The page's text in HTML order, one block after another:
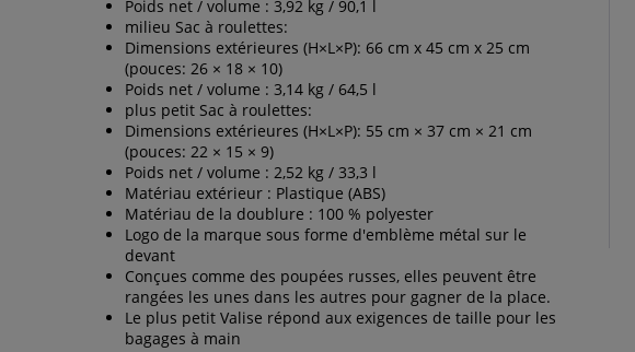
Poids net / volume : 3,92 kg / 90,1 l
milieu Sac à roulettes:
Dimensions extérieures (H×L×P): 66 cm x 45 cm x 25 cm
(pouces: 26 × 18 × 10)
Poids net / volume : 3,14 kg / 64,5 l
plus petit Sac à roulettes:
Dimensions extérieures (H×L×P): 55 cm × 37 cm × 21 cm
(pouces: 22 × 15 × 9)
Poids net / volume : 2,52 kg / 33,3 l
Matériau extérieur : Plastique (ABS)
Matériau de la doublure : 100 % polyester
Logo de la marque sous forme d'emblème métal sur le
devant
Conçues comme des poupées russes, elles peuvent être
rangées les unes dans les autres pour gagner de la place.
Le plus petit Valise répond aux exigences de taille pour les
bagages à main